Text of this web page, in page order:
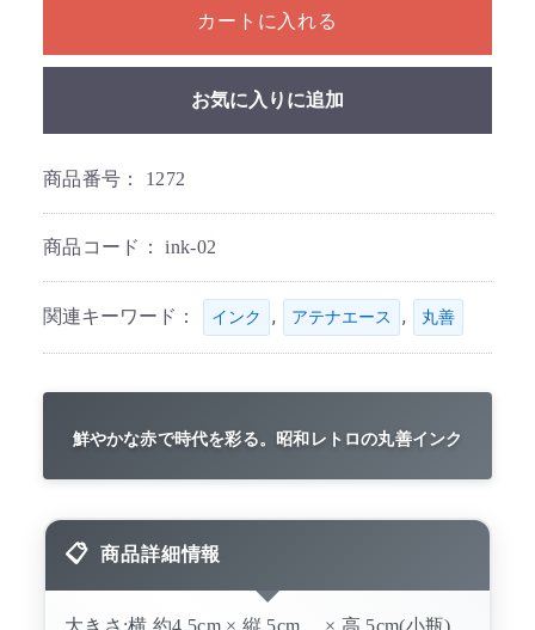
カートに入れる
お気に入りに追加
商品番号： 1272
商品コード：ink-02
関連キーワード： インク , アテナエース , 丸善
鮮やかな赤で時代を彩る。昭和レトロの丸善インク
商品詳細情報